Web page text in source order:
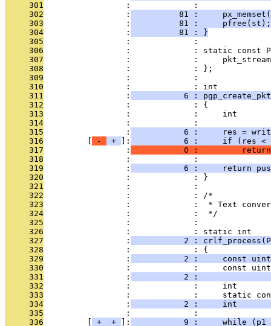
     301
                 :             :
     302
                 :
81 :
     303
                 :
          81 :     pfree(st);
     304
                 :
          81 : }
     305
                 :             :
     306
:             : static const
     307
:             :
     308
                 :             : };
     309
                 :             :
     310
                 :             : int
     311
                 :
6 :
     312
                 :             : {
     313
:             :     int
     314
                 :             :
     315
                 :
6 :     res =
     316
- + ]:
6 :     if (res <
     317
                 :
0 :
     318
                 :             :
     319
                 :
6 :     return
     320
                 :             : }
     321
                 :             :
     322
                 :             : /*
     323
:             :  * Text
     324
                 :             :  */
     325
                 :             :
     326
                 :             : static int
     327
                 :
2 :
     328
                 :             : {
     329
                 :
2 :     const
     330
:             :     const
     331
                 :
2 :
     332
:             :     int
     333
:             :     static
     334
                 :
2 :     int
     335
                 :             :
     336
+ + ]:
9 :     while (p1